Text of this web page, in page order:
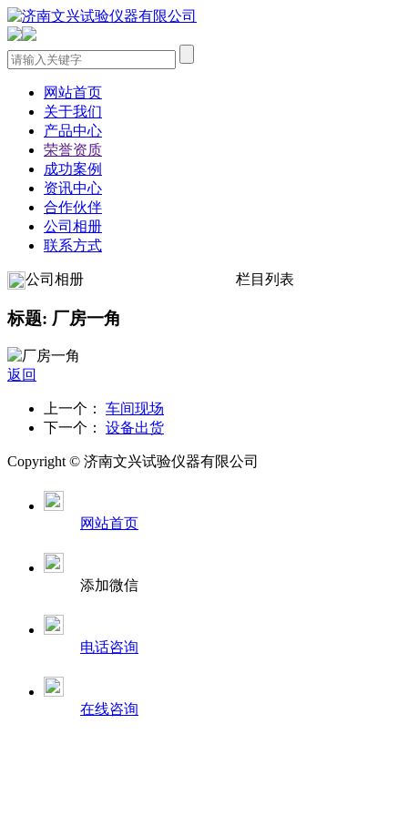
网站首页
关于我们
产品中心
荣誉资质
成功案例
资讯中心
合作伙伴
公司相册
联系方式
公司相册 栏目列表
标题: 厂房一角
返回
上一个： 车间现场
下一个： 设备出货
Copyright © 济南文兴试验仪器有限公司
网站首页
添加微信
电话咨询
在线咨询